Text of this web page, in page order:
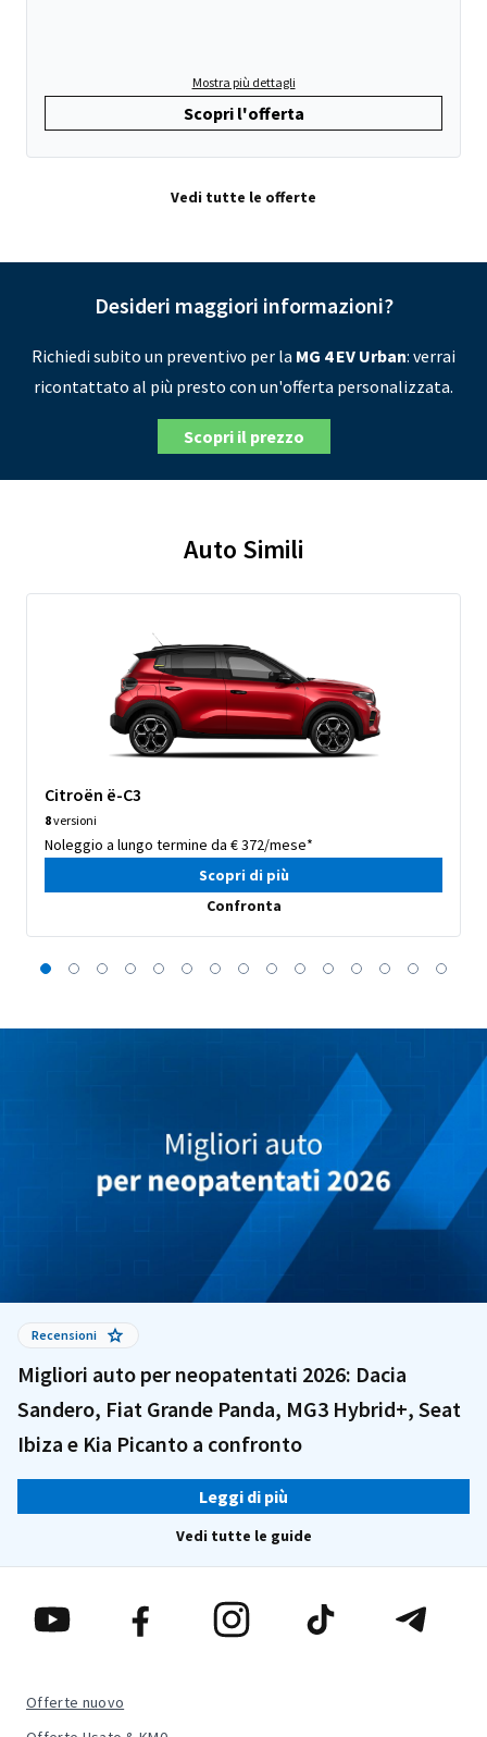
Mostra più dettagli
Scopri l'offerta
Vedi tutte le offerte
Desideri maggiori informazioni?
Richiedi subito un preventivo per la MG 4 EV Urban: verrai
ricontattato al più presto con un'offerta personalizzata.
Scopri il prezzo
Auto Simili
Citroën ë-C3
8versioni
Noleggio a lungo termine da € 372/mese*
Scopri di più
Confronta
Recensioni
Migliori auto per neopatentati 2026: Dacia
Sandero, Fiat Grande Panda, MG3 Hybrid+, Seat
Ibiza e Kia Picanto a confronto
Leggi di più
Vedi tutte le guide
Offerte nuovo